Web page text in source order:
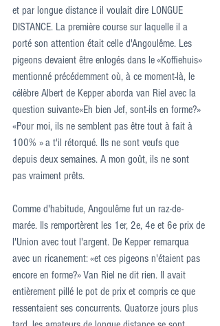
et par longue distance il voulait dire LONGUE
DISTANCE. La première course sur laquelle il a
porté son attention était celle d'Angoulême. Les
pigeons devaient être enlogés dans le «Koffiehuis»
mentionné précédemment où, à ce moment-là, le
célèbre Albert de Kepper aborda van Riel avec la
question suivante«Eh bien Jef, sont-ils en forme?»
«Pour moi, ils ne semblent pas être tout à fait à
100% » a t'il rétorqué. Ils ne sont veufs que
depuis deux semaines. A mon goût, ils ne sont
pas vraiment prêts.
Comme d'habitude, Angoulême fut un raz-de-
marée. Ils remportèrent les 1er, 2e, 4e et 6e prix de
l'Union avec tout l'argent. De Kepper remarqua
avec un ricanement: «et ces pigeons n'étaient pas
encore en forme?» Van Riel ne dit rien. Il avait
entièrement pillé le pot de prix et compris ce que
ressentaient ses concurrents. Quatorze jours plus